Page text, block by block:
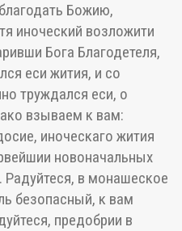
Божию,
иноческий возложити
Бога Благодетеля,
еси жития, и со
труждался еси, о
взываем к вам:
иноческаго жития
новоначальных
Радуйтеся, в монашеское
безопасный, к вам
предобрии в